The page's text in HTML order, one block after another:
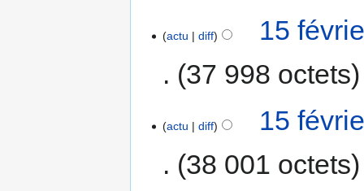
actu diff
15
37 998 octets
actu diff
15
38 001 octets